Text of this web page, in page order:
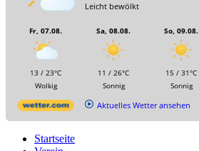
Leicht bewölkt
Fr, 07.08.
13 / 23°C
Wolkig
Sa, 08.08.
11 / 26°C
Sonnig
So, 09.08.
15 / 31°C
Sonnig
Aktuelles Wetter ansehen
Startseite